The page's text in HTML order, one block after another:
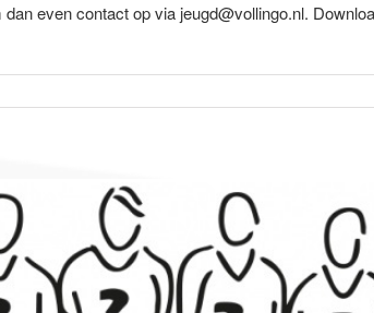
even contact op via jeugd@vollingo.nl.